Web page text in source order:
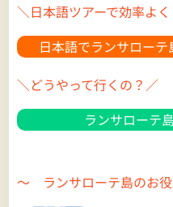
＼日本語ツアーで効率よ
日本語でランサロー
＼どうやって行くの？／
ランサロー
～ ランサローテ島のお